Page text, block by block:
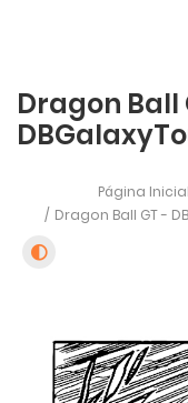
Dragon Ball
Página Inicial
Dragon Ball GT -